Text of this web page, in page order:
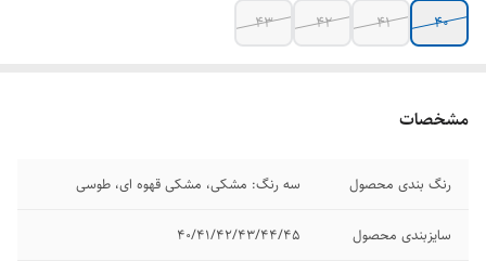
۴۰
۴۱ ۴۲ ۴۳
مشخصات
رنگ بندی محصول سه رنگ: مشکی، مشکی قهوه ای، طوسی
سایزبندی محصول ۴۰/۴۱/۴۲/۴۳/۴۴/۴۵